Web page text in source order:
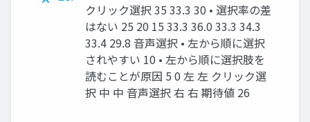
クリック選択 35 33.3 30 • 選択率の差
はない 25 20 15 33.3 36.0 33.3 34.3
33.4 29.8 ⾳声選択 • 左から順に選択
されやすい 10 • 左から順に選択肢を
読むことが原因 5 0 左 左 クリック選
択 中 中 ⾳声選択 右 右 期待値 26